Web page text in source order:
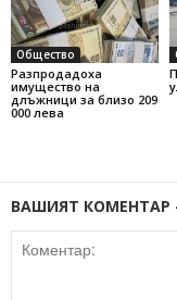
Общество
Разпродадоха
имущество на
длъжници за близо 209
000 лева
ВАШИЯТ КОМЕНТАР